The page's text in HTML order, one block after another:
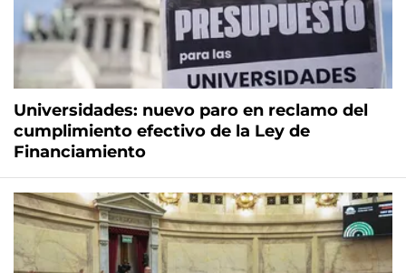
Universidades: nuevo paro en reclamo del
cumplimiento efectivo de la Ley de
Financiamiento